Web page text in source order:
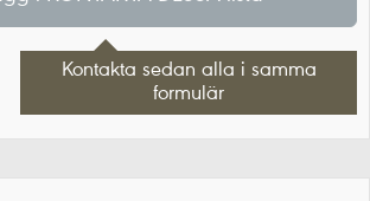
Kontakta sedan alla i samma
formulär